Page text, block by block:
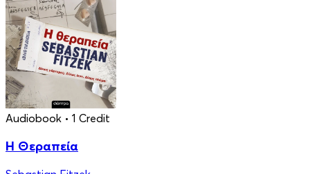
Audiobook • 1 Credit
Η Θεραπεία